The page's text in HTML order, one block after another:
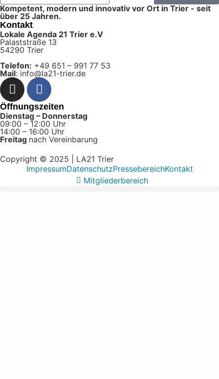
Kompetent, modern und innovativ vor Ort in Trier - seit
über 25 Jahren.
Kontakt
Lokale Agenda 21 Trier e.V
Palaststraße 13
54290 Trier
Telefon: +49 651 – 991 77 53
Mail: info@la21-trier.de
Öffnungszeiten
Dienstag – Donnerstag
09:00 – 12:00 Uhr
14:00 – 16:00 Uhr
Freitag nach Vereinbarung
Copyright © 2025 | LA21 Trier
ImpressumDatenschutzPressebereichKontakt
Mitgliederbereich